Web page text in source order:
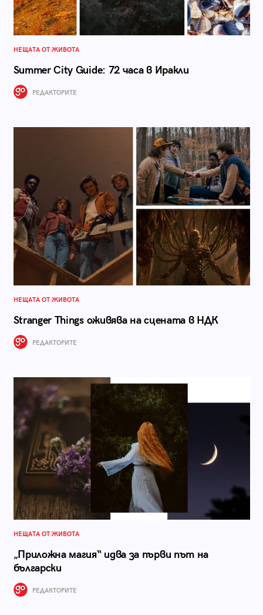
НЕЩАТА ОТ ЖИВОТА
Summer City Guide: 72 часа в Иракли
РЕДАКТОРИТЕ
НЕЩАТА ОТ ЖИВОТА
Stranger Things оживява на сцената в НДК
РЕДАКТОРИТЕ
НЕЩАТА ОТ ЖИВОТА
„Приложна магия“ идва за първи път на
български
РЕДАКТОРИТЕ